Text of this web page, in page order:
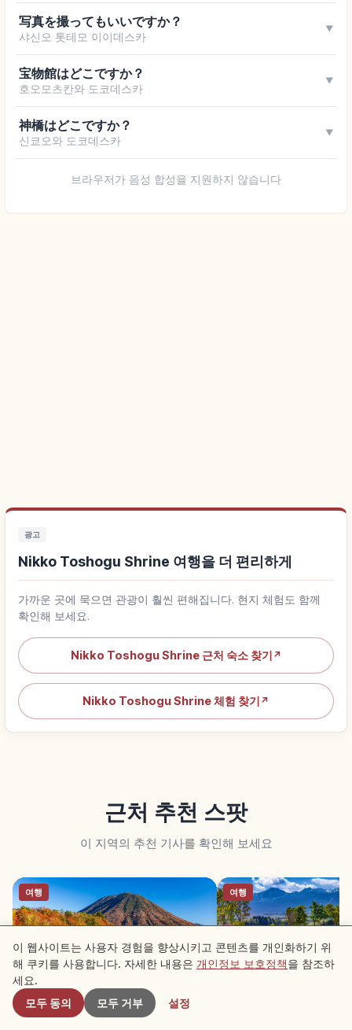
写真を撮ってもいいですか？
샤신오 톳테모 이이데스카
▼
宝物館はどこですか？
호오모츠칸와 도코데스카
▼
神橋はどこですか？
신쿄오와 도코데스카
▼
브라우저가 음성 합성을 지원하지 않습니다
광고
Nikko Toshogu Shrine 여행을 더 편리하게
가까운 곳에 묵으면 관광이 훨씬 편해집니다. 현지 체험도 함께
확인해 보세요.
Nikko Toshogu Shrine 근처 숙소 찾기 ↗
Nikko Toshogu Shrine 체험 찾기 ↗
근처 추천 스팟
이 지역의 추천 기사를 확인해 보세요
여행
주젠지호｜닛코 해발 1,269m 둘레
여행
근처 스팟
이 웹사이트는 사용자 경험을 향상시키고 콘텐츠를 개인화하기 위
해 쿠키를 사용합니다. 자세한 내용은 개인정보 보호정책을 참조하
세요.
모두 동의
모두 거부 설정